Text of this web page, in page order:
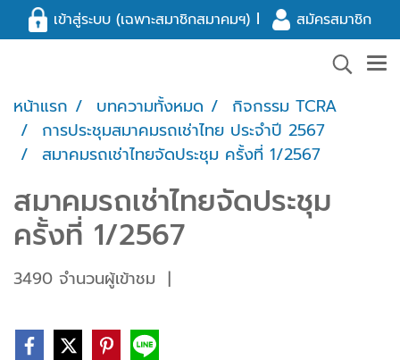
เข้าสู่ระบบ (เฉพาะสมาชิกสมาคมฯ) l สมัครสมาชิก
หน้าแรก บทความทั้งหมด
กิจกรรม TCRA
การประชุมสมาคมรถเช่าไทย ประจำปี 2567
สมาคมรถเช่าไทยจัดประชุม ครั้งที่ 1/2567
สมาคมรถเช่าไทยจัดประชุม
ครั้งที่ 1/2567
3490 จำนวนผู้เข้าชม |